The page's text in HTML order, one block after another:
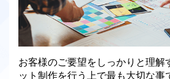
お客様のご要望をしっかりと理解
ット制作を行う上で最も大切な事